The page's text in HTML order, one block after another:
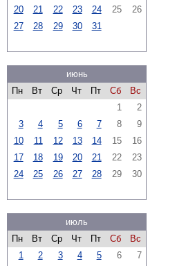
20
21 22 23 24 25
26
27
28 29 30 31
июнь
Пн
Вт Ср Чт Пт Сб
Вс
1
2
3
4 5 6 7 8
9
10
11 12 13 14 15
16
17
18 19 20 21 22
23
24
25 26 27 28 29 30
июль
Пн
Вт Ср Чт Пт Сб
Вс
1
2 3 4 5 6
7